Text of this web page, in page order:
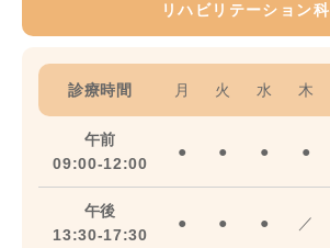
リハビリテーション科
診療時間 月 火 水 木
午前
09:00-12:00
● ● ● ●
午後
13:30-17:30
● ● ● ／